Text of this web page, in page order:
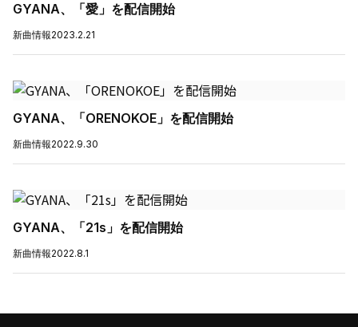
GYANA、「愛」を配信開始
新曲情報2023.2.21
GYANA、「ORENOKOE」を配信開始
新曲情報2022.9.30
GYANA、「21s」を配信開始
新曲情報2022.8.1